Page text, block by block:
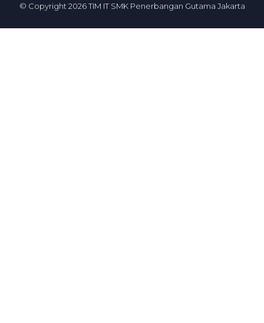
© Copyright 2026TIM IT SMK Penerbangan Gutama Jakarta